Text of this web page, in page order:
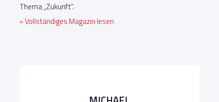
Thema „Zukunft“.
» Vollständiges Magazin lesen